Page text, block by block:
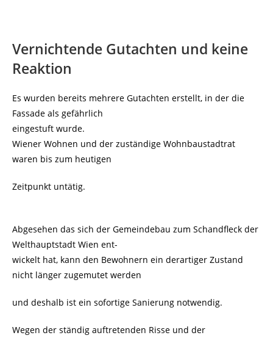
Vernichtende Gutachten und keine
Reaktion
Es wurden bereits mehrere Gutachten erstellt, in der die
Fassade als gefährlich
eingestuft wurde.
Wiener Wohnen und der zuständige Wohnbaustadtrat
waren bis zum heutigen
Zeitpunkt untätig.
Abgesehen das sich der Gemeindebau zum Schandfleck der
Welthauptstadt Wien ent-
wickelt hat, kann den Bewohnern ein derartiger Zustand
nicht länger zugemutet werden
und deshalb ist ein sofortige Sanierung notwendig.
Wegen der ständig auftretenden Risse und der